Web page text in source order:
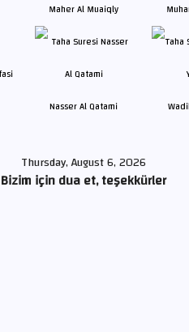
Maher Al Muaiqly
Nasser Al Qatami
Thursday, August 6, 2026
Bizim için dua et, teşekkürler